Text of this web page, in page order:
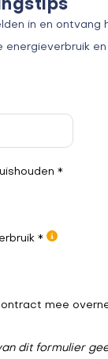
in en ontvang
energieverbruik
*
*
mee
dit formulier